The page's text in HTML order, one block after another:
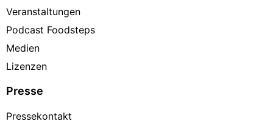
Veranstaltungen
Podcast Foodsteps
Medien
Lizenzen
Presse
Pressekontakt